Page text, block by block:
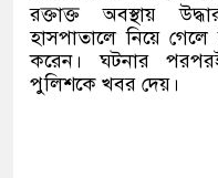
রক্তাক্ত অবস্থায়
হাসপাতালে নিয়ে
করেন। ঘটনার
পুলিশকে খবর দেয়।